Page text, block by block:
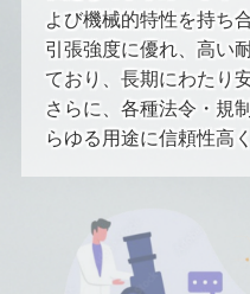
よび機械的特性を持ち
引張強度に優れ、高い
ており、長期にわたり
さらに、各種法令・規
らゆる用途に信頼性高